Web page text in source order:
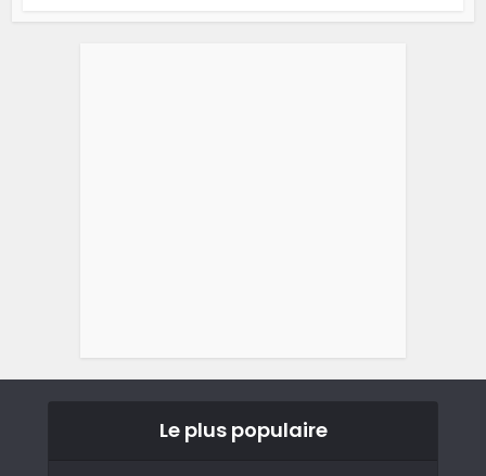
Le plus populaire